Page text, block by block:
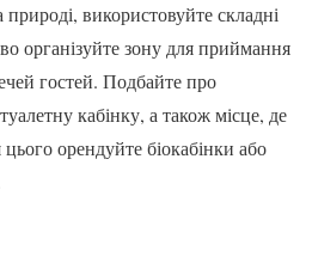
використовуйте складні
організуйте зону для приймання
гостей. Подбайте про
кабінку, а також місце, де
орендуйте біокабінки або